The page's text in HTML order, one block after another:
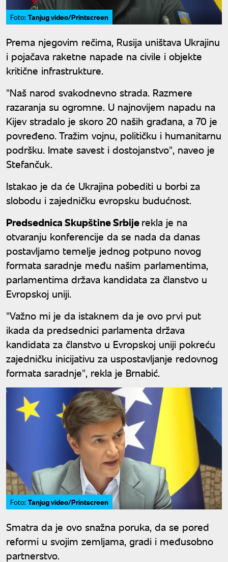
Foto: Tanjug video/Printscreen
Prema njegovim rečima, Rusija uništava Ukrajinu
i pojačava raketne napade na civile i objekte
kritične infrastrukture.
"Naš narod svakodnevno strada. Razmere
razaranja su ogromne. U najnovijem napadu na
Kijev stradalo je skoro 20 naših građana, a 70 je
povređeno. Tražim vojnu, političku i humanitarnu
podršku. Imate savest i dostojanstvo", naveo je
Stefančuk.
Istakao je da će Ukrajina pobediti u borbi za
slobodu i zajedničku evropsku budućnost.
Predsednica Skupštine Srbijerekla je na
otvaranju konferencije da se nada da danas
postavljamo temelje jednog potpuno novog
formata saradnje među našim parlamentima,
parlamentima država kandidata za članstvo u
Evropskoj uniji.
"Važno mi je da istaknem da je ovo prvi put
ikada da predsednici parlamenta država
kandidata za članstvo u Evropskoj uniji pokreću
zajedničku inicijativu za uspostavljanje redovnog
formata saradnje", rekla je Brnabić.
Foto: Tanjug video/Printscreen
Smatra da je ovo snažna poruka, da se pored
reformi u svojim zemljama, gradi i međusobno
partnerstvo.